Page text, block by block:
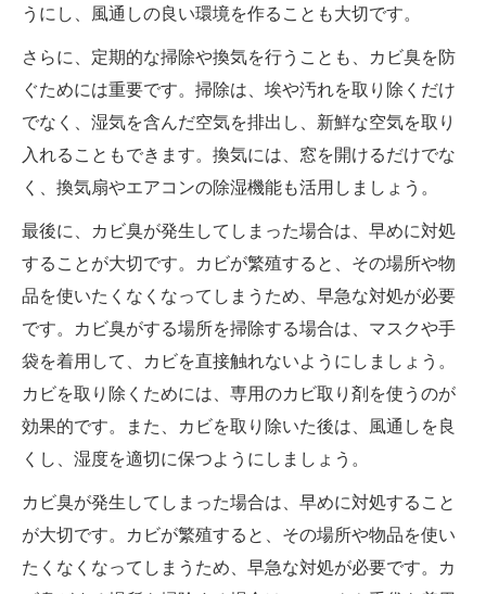
うにし、風通しの良い環境を作ることも大切です。
さらに、定期的な掃除や換気を行うことも、カビ臭を防
ぐためには重要です。掃除は、埃や汚れを取り除くだけ
でなく、湿気を含んだ空気を排出し、新鮮な空気を取り
入れることもできます。換気には、窓を開けるだけでな
く、換気扇やエアコンの除湿機能も活用しましょう。
最後に、カビ臭が発生してしまった場合は、早めに対処
することが大切です。カビが繁殖すると、その場所や物
品を使いたくなくなってしまうため、早急な対処が必要
です。カビ臭がする場所を掃除する場合は、マスクや手
袋を着用して、カビを直接触れないようにしましょう。
カビを取り除くためには、専用のカビ取り剤を使うのが
効果的です。また、カビを取り除いた後は、風通しを良
くし、湿度を適切に保つようにしましょう。
カビ臭が発生してしまった場合は、早めに対処すること
が大切です。カビが繁殖すると、その場所や物品を使い
たくなくなってしまうため、早急な対処が必要です。カ